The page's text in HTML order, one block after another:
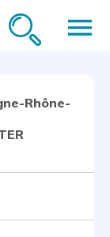
menu
Rhône-